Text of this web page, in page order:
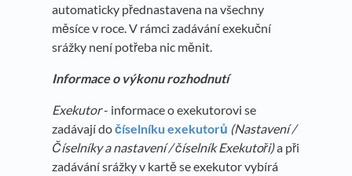
automaticky přednastavena na všechny
měsíce v roce. V rámci zadávání exekuční
srážky není potřeba nic měnit.
Informace o výkonu rozhodnutí
Exekutor- informace o exekutorovi se
zadávají dočíselníku exekutorů (Nastavení /
Číselníky a nastavení / číselník Exekutoři)a při
zadávání srážky v kartě se exekutor vybírá